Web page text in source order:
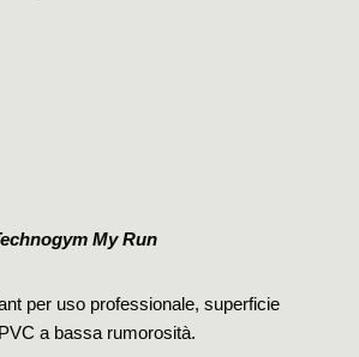
My Run
per uso professionale, superficie
a bassa rumorosità.